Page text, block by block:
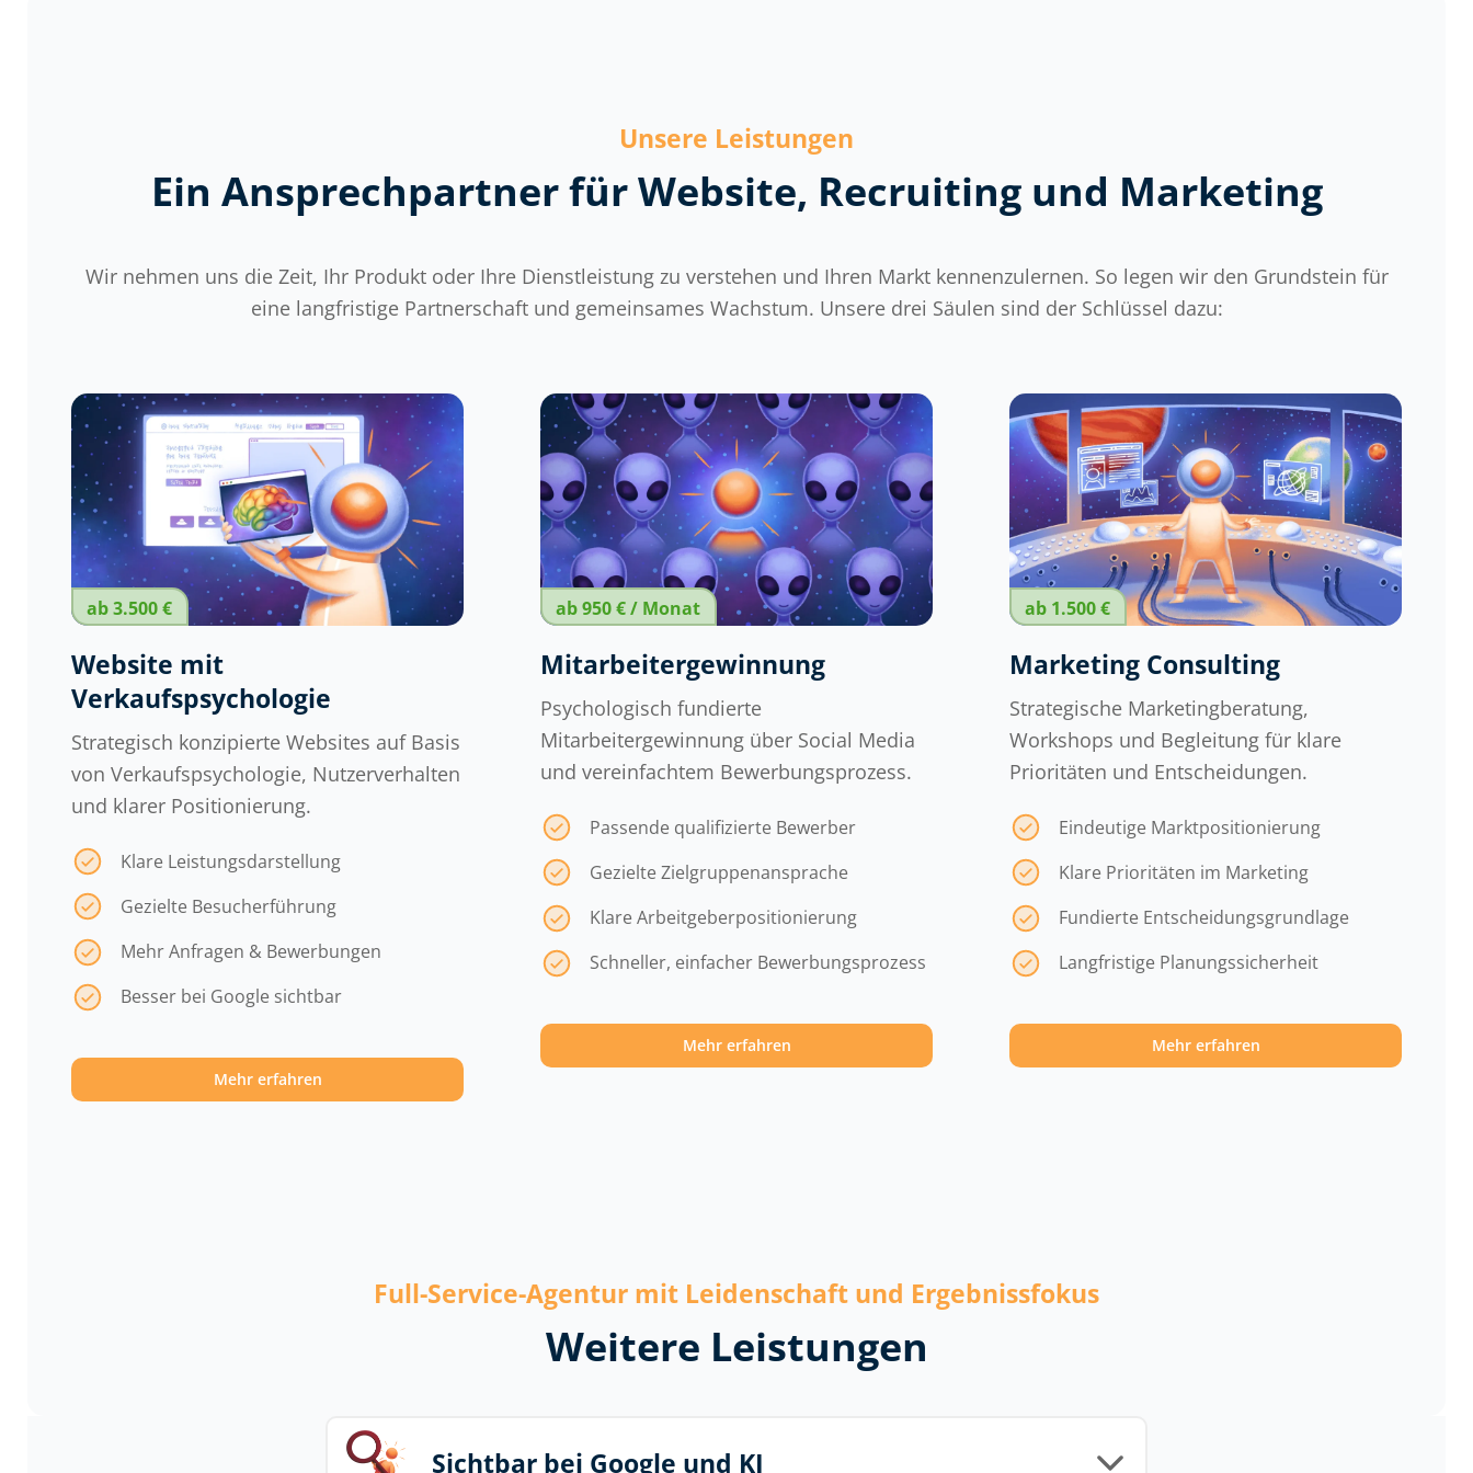
Unsere Leistungen
Ein Ansprechpartner für Website, Recruiting und Marketing
Wir nehmen uns die Zeit, Ihr Produkt oder Ihre Dienstleistung zu verstehen und Ihren Markt kennenzulernen. So legen wir den Grundstein für
eine langfristige Partnerschaft und gemeinsames Wachstum. Unsere drei Säulen sind der Schlüssel dazu:
ab 3.500 €
Website mit
Verkaufspsychologie
Strategisch konzipierte Websites auf Basis
von Verkaufspsychologie, Nutzerverhalten
und klarer Positionierung.
Klare Leistungsdarstellung
Gezielte Besucherführung
Mehr Anfragen & Bewerbungen
Besser bei Google sichtbar
Mehr erfahren
ab 950 € / Monat
Mitarbeitergewinnung
Psychologisch fundierte
Mitarbeitergewinnung über Social Media
und vereinfachtem Bewerbungsprozess.
Passende qualifizierte Bewerber
Gezielte Zielgruppenansprache
Klare Arbeitgeberpositionierung
Schneller, einfacher Bewerbungsprozess
Mehr erfahren
ab 1.500 €
Marketing Consulting
Strategische Marketingberatung,
Workshops und Begleitung für klare
Prioritäten und Entscheidungen.
Eindeutige Marktpositionierung
Klare Prioritäten im Marketing
Fundierte Entscheidungsgrundlage
Langfristige Planungssicherheit
Mehr erfahren
Full-Service-Agentur mit Leidenschaft und Ergebnissfokus
Weitere Leistungen
Sichtbar bei Google und KI